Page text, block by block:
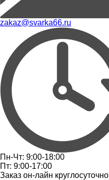
zakaz@svarka66.ru
Пн-Чт: 9:00-18:00
Пт: 9:00-17:00
Заказ он-лайн круглосуточно